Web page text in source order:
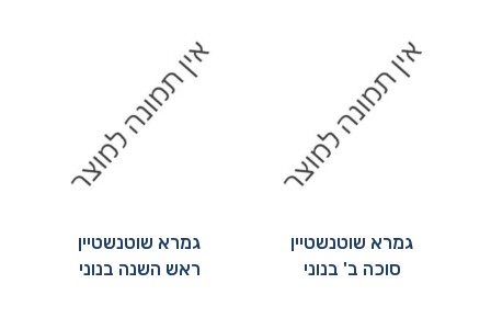
גמרא שוטנשטיין
סוכה ב' בנוני
גמרא שוטנשטיין
ראש השנה בנוני